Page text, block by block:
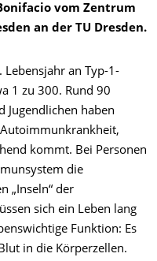
vom Zentrum
an der TU Dresden.
Lebensjahr an Typ-1-
1 zu 300. Rund 90
Jugendlichen haben
kommt. Bei Personen
die
„Inseln“ der
sich ein Leben lang
Funktion: Es
in die Körperzellen.